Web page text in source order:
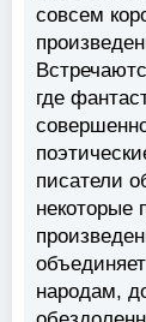
совсем
где
писатели
некоторые
народам,